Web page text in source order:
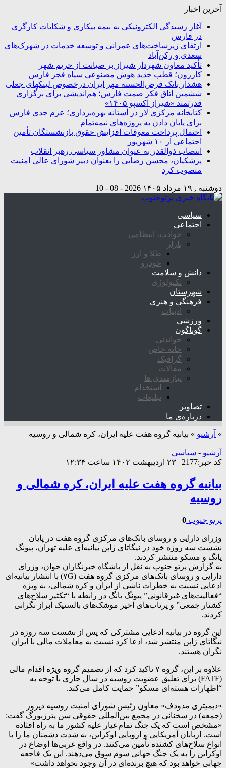
آخرین اخبار
آغاز رسیدگی الکترونیکی به بیمه بیکاری و شکایات کارگری
در فارس
ارتقای زیرساخت‌های عمرانی و توسعه خدمات در شهرک‌های
سعدی و رکن‌آباد
تأکید معاون شهردار شیراز بر صیانت از حریم شهر
کازرون؛ قطب جدید هوش مصنوعی سپاه فجر فارس
هشدار بانک قرض‌الحسنه مهر ایران درخصوص لینکهای جعلی
ششمین اتاق فکر صمت فارس؛ هم‌اندیشی برای برگزاری
قدرتمند «شیراز اکسپو ۱۴۰۵»
کتابخانه مرکزی لار در آستانه بهره‌برداری؛ عزم جدی فارس
برای پایان دادن به پروژه‌های نیمه‌تمام
احتمال پرداخت معوقات افزایش حقوق بازنشستگان تأمین
اجتماعی از ۱۰ شهریور
انتصاب ذوالقدر به عنوان مشاور سیاسی رهبر انقلاب
پزشکیان، محسن رضایی را بعنوان دبیر شورای عالی امنیت
منصوب کرد
دوشنبه , ۱۹ مرداد ۱۴۰۵ 2026 - 08 - 10
سیاسی
اجتماعی
حوادث، انتظامی
بازار
طلا و ارز
خودرو
دانش و سلامت
تکنولوژی
شهرستان
فرهنگی و هنری
ادبیات
ورزشی
گوناگون
خواندنی
خانه خاص
گرافیک
مقالات
نیازمندی ها
استخدام
تبلیغات
تصاویر
درباره‌ی ما
» آرشیو » بیانیه گروه هفت علیه ایران، کره شمالی و روسیه
آرشیو - سیاسی
کد خبر:2177 | ۲۳ اردیبهشت ۱۴۰۲ ساعت ۱۲:۳۴
بیانیه گروه هفت علیه ایران، کره شمالی و
روسیه
پرتو جنوب 0
وزرای دارایی و روسای بانک‌های مرکزی گروه هفت در پایان
نشست سه روزه خود در نیگاتای ژاپن بیانیه‌ای علیه تهران، پیونگ
یانگ و مسکو منتشر کردند.
به گزارش پرتو جنوب به نقل از باشگاه خبرنگاران جوان، وزرای
دارایی و روسای بانک‌های مرکزی گروه هفت (۷G) با انتشار بیانیه‌ای
ادعایی نسبت به خطرات ناشی از ایران و کره شمالی، به ویژه
“فعالیت‌های غیرقانونی” پیونگ یانگ در رابطه با “تکثیر سلاح‌های
کشتار جمعی” و پرتاب‌های اخیر موشک‌های بالستیک ابراز نگرانی
کردند.
این گروه در بیانیه ادعایی مشترکی که پس از نشست سه روزه در
نیگاتای ژاپن منتشر شد، ادعا کرد نسبت به معاملات مالی با ایران
نگران هستند.
علاوه بر این، گروه ۷ تاکید کرد که از تصمیم گروه ویژه اقدام مالی
(FATF) برای تعلیق عضویت روسیه در سال جاری با توجه به
“اظهارات هسته‌ای مسکو” حمایت کامل می‌کند.
«دیمیتری مدودف» معاون رئیس شورای امنیت روسیه دیروز
(جمعه) در سخنانی در مجمع بین‌المللی حقوقی سن پترزبورگ گفت:
«مشخص است که یک جنگ تمام‌عیار علیه کشور ما به راه افتاده
است. اربابان آمریکایی و اروپایی اوکراین، به شدت دشمنان ما را با
انواع سلاح‌های کشنده تأمین می‌کنند. در واقع غربی‌ها اوضاع در
اوکراین را به یک جنگ جهانی سوم سوق می‌دهند. این یک فاجعه
جهانی خواهد بود که هیچ برنده‌ای در آن وجود نخواهد داشت»